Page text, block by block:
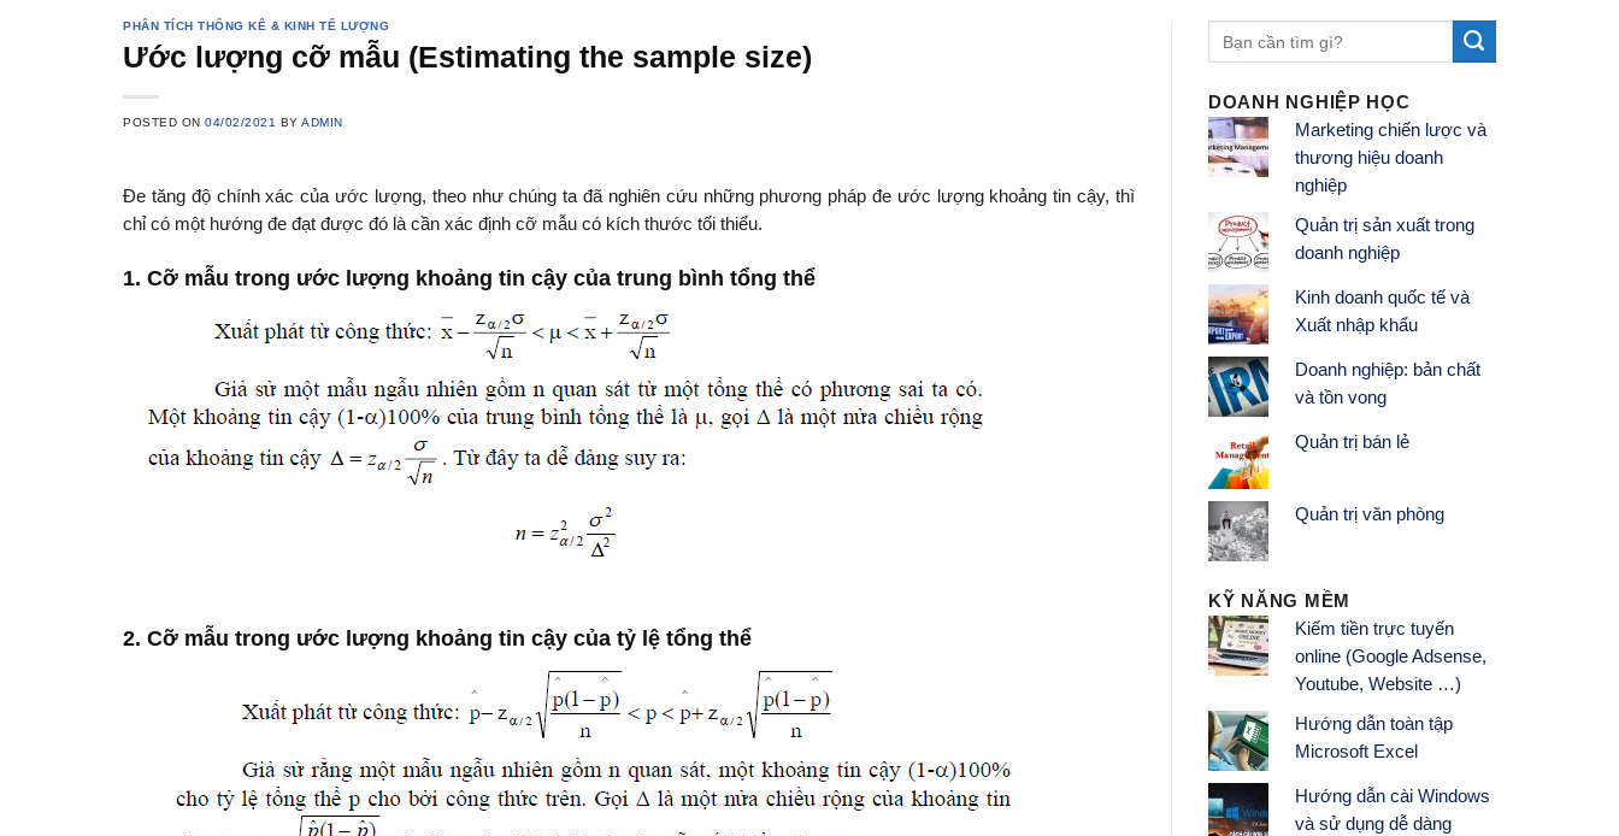
PHÂN TÍCH THỐNG KÊ & KINH TẾ LƯỢNG
Ước lượng cỡ mẫu (Estimating the sample size)
POSTED ON04/02/2021 BYADMIN
Đe tăng độ chính xác của ước lượng, theo như chúng ta đã nghiên cứu những phương pháp đe ước lượng khoảng tin cậy, thì
chỉ có một hướng đe đạt được đó là cần xác định cỡ mẫu có kích thước tối thiểu.
1. Cỡ mẫu trong ước lượng khoảng tin cậy của trung bình tổng thể
2. Cỡ mẫu trong ước lượng khoảng tin cậy của tỷ lệ tổng thể
DOANH NGHIỆP HỌC
Marketing chiến lược và
thương hiệu doanh
nghiệp
Quản trị sản xuất trong
doanh nghiệp
Kinh doanh quốc tế và
Xuất nhập khẩu
Doanh nghiệp: bản chất
và tồn vong
Quản trị bán lẻ
Quản trị văn phòng
KỸ NĂNG MỀM
Kiếm tiền trực tuyến
online (Google Adsense,
Youtube, Website …)
Hướng dẫn toàn tập
Microsoft Excel
Hướng dẫn cài Windows
và sử dụng dễ dàng